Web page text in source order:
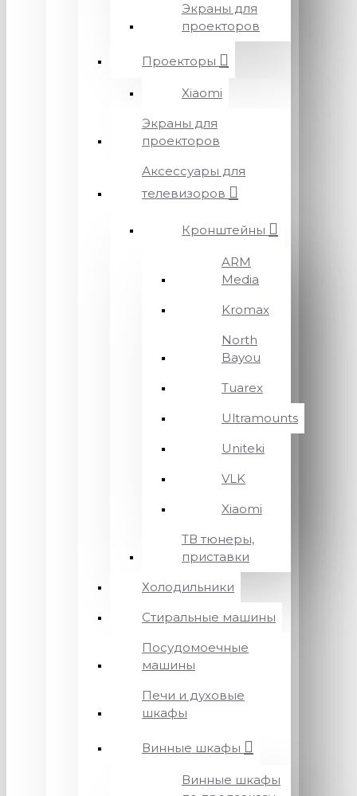
Экраны для
проекторов
Проекторы
Xiaomi
Экраны для
проекторов
Аксессуары для
телевизоров
Кронштейны
ARM
Media
Kromax
North
Bayou
Tuarex
Ultramounts
Uniteki
VLK
Xiaomi
ТВ тюнеры,
приставки
Холодильники
Стиральные машины
Посудомоечные
машины
Печи и духовые
шкафы
Винные шкафы
Винные шкафы